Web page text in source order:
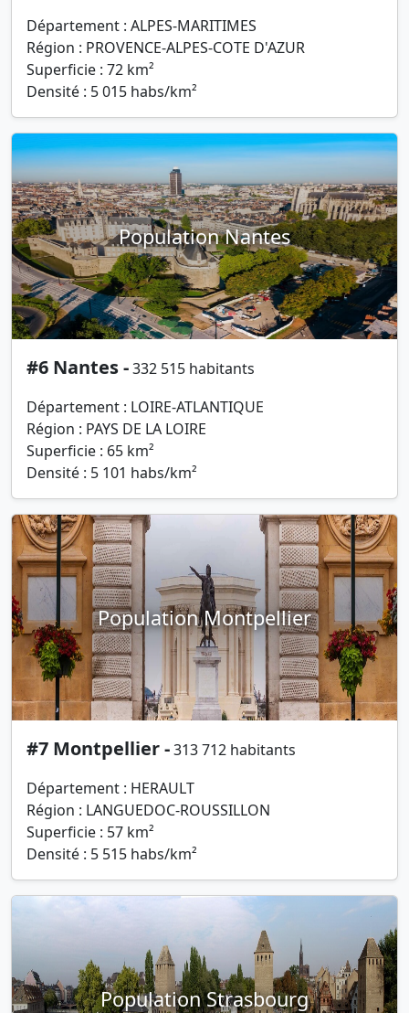
Département : ALPES-MARITIMES
Région : PROVENCE-ALPES-COTE D'AZUR
Superficie : 72 km²
Densité : 5 015 habs/km²
Population Nantes
#6 Nantes -332 515 habitants
Département : LOIRE-ATLANTIQUE
Région : PAYS DE LA LOIRE
Superficie : 65 km²
Densité : 5 101 habs/km²
Population Montpellier
#7 Montpellier -313 712 habitants
Département : HERAULT
Région : LANGUEDOC-ROUSSILLON
Superficie : 57 km²
Densité : 5 515 habs/km²
Population Strasbourg